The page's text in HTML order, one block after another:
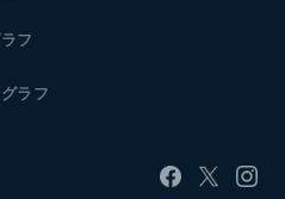
フ
ラフ